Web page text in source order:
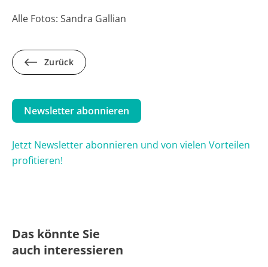
Alle Fotos: Sandra Gallian
Zurück
Newsletter abonnieren
Jetzt Newsletter abonnieren und von vielen Vorteilen
profitieren!
Das könnte Sie
auch interessieren